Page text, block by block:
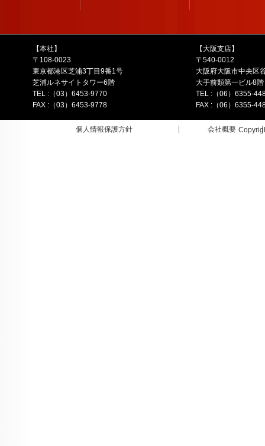
【本社】
〒108-0023
東京都港区芝浦3丁目9番1号
芝浦ルネサイトタワー6階
TEL :（03）6453-9770
FAX :（03）6453-9778
【大阪支店】
〒540-0012
大阪府大阪市中央区
大手前類第一ビル8階
TEL :（06）6355-
FAX :（06）6355-
個人情報保護方針 会社概要